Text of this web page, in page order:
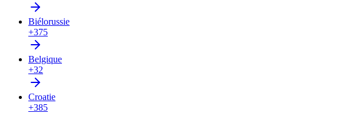
Biélorussie
+375
Belgique
+32
Croatie
+385